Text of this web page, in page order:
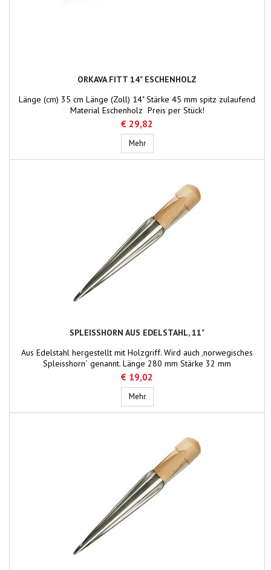
ORKAVA FITT 14" ESCHENHOLZ
Länge (cm) 35 cm Länge (Zoll) 14" Stärke 45 mm spitz zulaufend
Material Eschenholz Preis per Stück!
€ 29,82
MehrOrkava Fitt 14" Eschenholz
SPLEISSHORN AUS EDELSTAHL, 11"
Aus Edelstahl hergestellt mit Holzgriff. Wird auch ‚norwegisches
Spleisshorn´ genannt. Länge 280 mm Stärke 32 mm
€ 19,02
MehrSpleisshorn aus Edelstahl, 11"